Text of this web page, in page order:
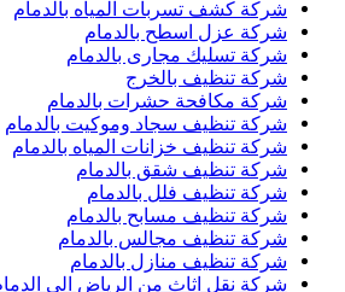
شركة كشف تسربات المياه بالدمام
شركة عزل اسطح بالدمام
شركة تسليك مجارى بالدمام
شركة تنظيف بالخرج
شركة مكافحة حشرات بالدمام
شركة تنظيف سجاد وموكيت بالدمام
شركة تنظيف خزانات المياه بالدمام
شركة تنظيف شقق بالدمام
شركة تنظيف فلل بالدمام
شركة تنظيف مسابح بالدمام
شركة تنظيف مجالس بالدمام
شركة تنظيف منازل بالدمام
شركة نقل اثاث من الرياض الى